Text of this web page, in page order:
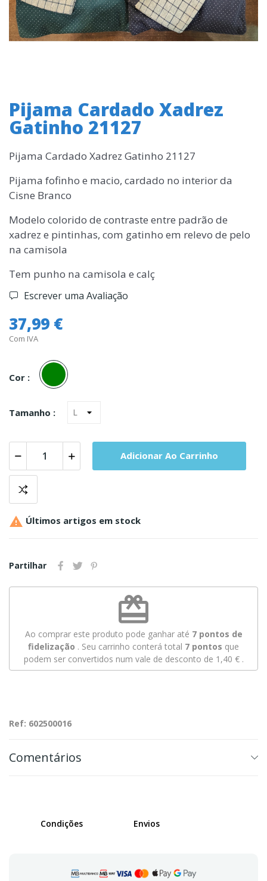
Pijama Cardado Xadrez
Gatinho 21127
Pijama Cardado Xadrez Gatinho 21127
Pijama fofinho e macio, cardado no interior da
Cisne Branco
Modelo colorido de contraste entre padrão de
xadrez e pintinhas, com gatinho em relevo de pelo
na camisola
Tem punho na camisola e calç
Escrever uma Avaliação
37,99 €
Com IVA
Cor :
Verde
Tamanho :
Adicionar Ao Carrinho
 Últimos artigos em stock
Partilhar
redeem
Ao comprar este produto pode ganhar até 7pontos de
fidelização . Seu carrinho conterá total 7 pontos que
podem ser convertidos num vale de desconto de 1,40 €.
Ref: 602500016
Comentários
Condições Envios